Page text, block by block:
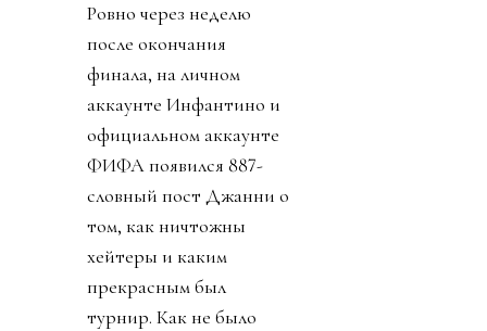
Ровно через неделю
после окончания
финала, на личном
аккаунте Инфантино и
официальном аккаунте
ФИФА появился 887-
словный пост Джанни о
том, как ничтожны
хейтеры и каким
прекрасным был
турнир. Как не было